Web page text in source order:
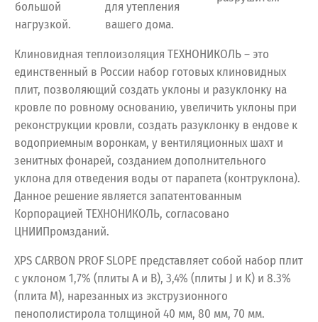
большой
нагрузкой.
для утепления
вашего дома.
Клиновидная теплоизоляция ТЕХНОНИКОЛЬ – это
единственный в России набор готовых клиновидных
плит, позволяющий создать уклоны и разуклонку на
кровле по ровному основанию, увеличить уклоны при
реконструкции кровли, создать разуклонку в ендове к
водоприемным воронкам, у вентиляционных шахт и
зенитных фонарей, созданием дополнительного
уклона для отведения воды от парапета (контруклона).
Данное решение является запатентованным
Корпорацией ТЕХНОНИКОЛЬ, согласовано
ЦНИИПромзданий.
XPS CARBON PROF SLOPE представляет собой набор плит
с уклоном 1,7% (плиты A и В), 3,4% (плиты J и K) и 8.3%
(плита М), нарезанных из экструзионного
пенополистирола толщиной 40 мм, 80 мм, 70 мм.